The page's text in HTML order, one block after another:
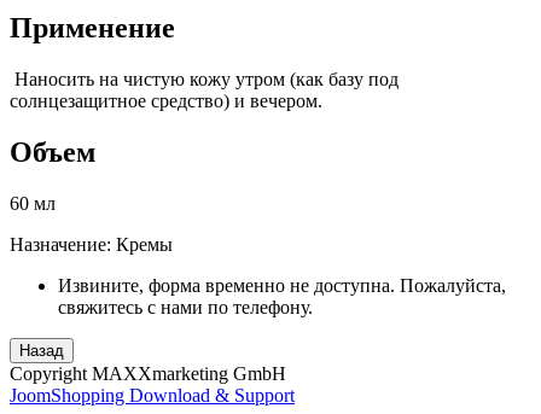
Применение
Наносить на чистую кожу утром (как базу под
солнцезащитное средство) и вечером.
Объем
60 мл
Назначение: Кремы
Извините, форма временно не доступна. Пожалуйста,
свяжитесь с нами по телефону.
Copyright MAXXmarketing GmbH
JoomShopping Download & Support